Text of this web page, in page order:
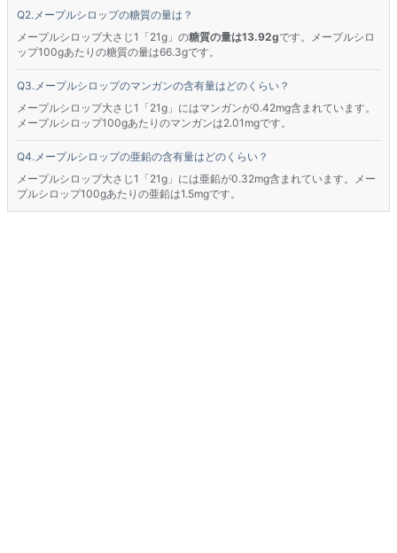
メープルシロップの糖質の量は？
メープルシロップ大さじ1「21g」の糖質の量は13.92gです。メープルシロ
ップ100gあたりの糖質の量は66.3gです。
メープルシロップのマンガンの含有量はどのくらい？
メープルシロップ大さじ1「21g」にはマンガンが0.42mg含まれています。
メープルシロップ100gあたりのマンガンは2.01mgです。
メープルシロップの亜鉛の含有量はどのくらい？
メープルシロップ大さじ1「21g」には亜鉛が0.32mg含まれています。メー
プルシロップ100gあたりの亜鉛は1.5mgです。